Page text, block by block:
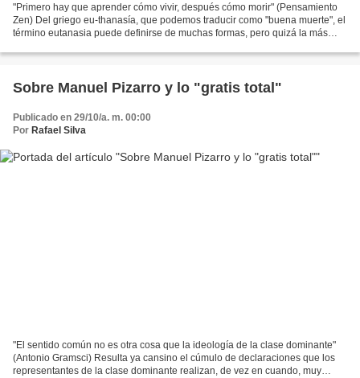
"Primero hay que aprender cómo vivir, después cómo morir" (Pensamiento
Zen) Del griego eu-thanasía, que podemos traducir como "buena muerte", el
término eutanasia puede definirse de muchas formas, pero quizá la más
Sobre Manuel Pizarro y lo "gratis total"
Publicado en 29/10/a. m. 00:00
Por Rafael Silva
"El sentido común no es otra cosa que la ideología de la clase dominante"
(Antonio Gramsci) Resulta ya cansino el cúmulo de declaraciones que los
representantes de la clase dominante realizan, de vez en cuando, muy